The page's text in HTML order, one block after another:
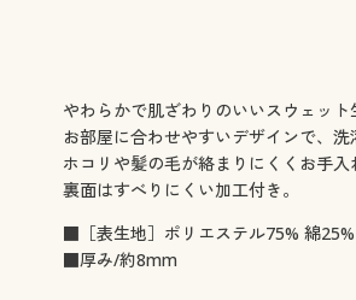
やわらかで肌ざわりのいいスウェッ
お部屋に合わせやすいデザインで、洗
ホコリや髪の毛が絡まりにくくお手
裏面はすべりにくい加工付き。
■［表生地］ポリエステル75% 綿
■厚み/約8mm